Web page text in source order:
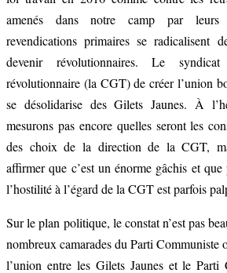
amenés dans notre camp par leurs
revendications primaires se radicalisent
devenir révolutionnaires. Le
révolutionnaire (la CGT) de créer l’union
se désolidarise des Gilets Jaunes. À
mesurons pas encore quelles seront les
des choix de la direction de la CGT,
affirmer que c’est un énorme gâchis et
l’hostilité à l’égard de la CGT est parfois
Sur le plan politique, le constat n’est pas
nombreux camarades du Parti Communiste
l’union entre les Gilets Jaunes et le Parti